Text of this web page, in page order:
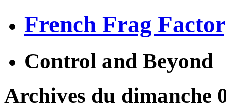
French Frag
Control and Beyond
Archives du dimanche